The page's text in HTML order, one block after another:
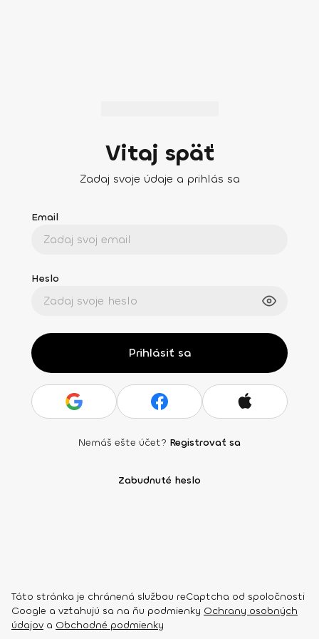
Vitaj späť
Zadaj svoje údaje a prihlás sa
Email
Heslo
Prihlásiť sa
Nemáš ešte účet? Registrovať sa
Zabudnuté heslo
Táto stránka je chránená službou reCaptcha od spoločnosti
Google a vzťahujú sa na ňu podmienky Ochrany osobných
údajov a Obchodné podmienky